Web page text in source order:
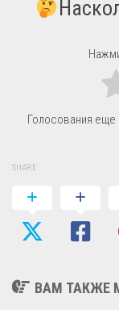
Голосования еще
SHARE
ВАМ ТАКЖЕ